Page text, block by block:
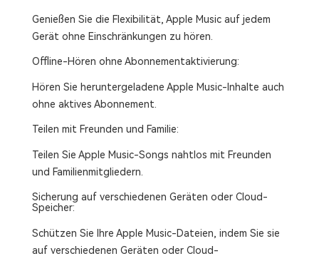
Genießen Sie die Flexibilität, Apple Music auf jedem
Gerät ohne Einschränkungen zu hören.
Offline-Hören ohne Abonnementaktivierung:
Hören Sie heruntergeladene Apple Music-Inhalte auch
ohne aktives Abonnement.
Teilen mit Freunden und Familie:
Teilen Sie Apple Music-Songs nahtlos mit Freunden
und Familienmitgliedern.
Sicherung auf verschiedenen Geräten oder Cloud-
Speicher:
Schützen Sie Ihre Apple Music-Dateien, indem Sie sie
auf verschiedenen Geräten oder Cloud-